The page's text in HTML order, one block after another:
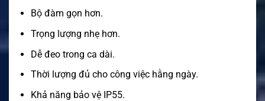
Bộ đàm gọn hơn.
Trọng lượng nhẹ hơn.
Dễ đeo trong ca dài.
Thời lượng đủ cho công việc hằng ngày.
Khả năng bảo vệ IP55.